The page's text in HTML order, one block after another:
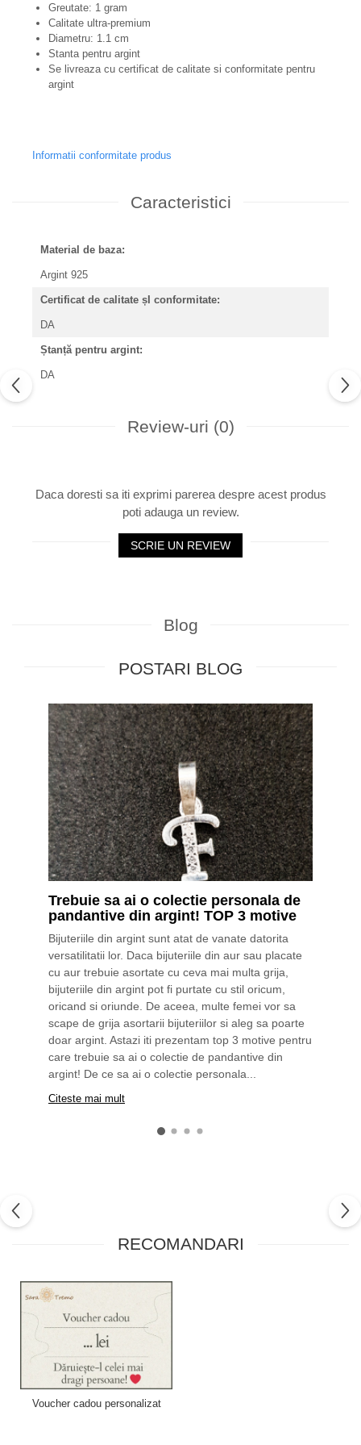
Greutate: 1 gram
Calitate ultra-premium
Diametru: 1.1 cm
Stanta pentru argint
Se livreaza cu certificat de calitate si conformitate pentru
argint
Informatii conformitate produs
Caracteristici
Material de baza:
Argint 925
Certificat de calitate șI conformitate:
DA
Ștanță pentru argint:
DA
Review-uri (0)
Daca doresti sa iti exprimi parerea despre acest produs
poti adauga un review.
SCRIE UN REVIEW
Blog
POSTARI BLOG
Trebuie sa ai o colectie personala de
pandantive din argint! TOP 3 motive
Bijuteriile din argint sunt atat de vanate datorita
versatilitatii lor. Daca bijuteriile din aur sau placate
cu aur trebuie asortate cu ceva mai multa grija,
bijuteriile din argint pot fi purtate cu stil oricum,
oricand si oriunde. De aceea, multe femei vor sa
scape de grija asortarii bijuteriilor si aleg sa poarte
doar argint. Astazi iti prezentam top 3 motive pentru
care trebuie sa ai o colectie de pandantive din
argint! De ce sa ai o colectie personala...
Citeste mai mult
RECOMANDARI
Voucher cadou personalizat